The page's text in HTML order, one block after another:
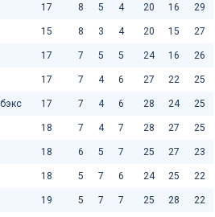
17 8 5 4 20 16 29
15 8 3 4 20 15 27
17 7 5 5 24 16 26
17 7 4 6 27 22 25
17 7 4 6 28 24 25
18 7 4 7 28 27 25
18 6 5 7 25 27 23
18 5 7 6 24 25 22
19 5 7 7 25 28 22